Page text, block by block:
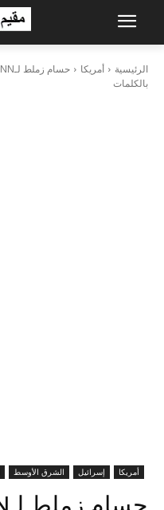
الرئيسية أمريكا
بالكلمات
أمريكا إسرائيل الشرق الأوسط